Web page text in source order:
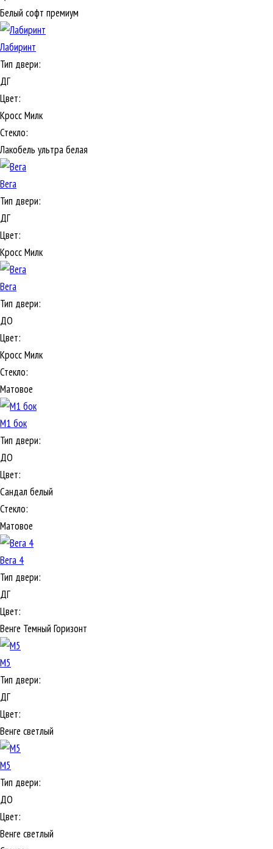
Белый софт премиум
Лабиринт
Тип двери:
ДГ
Цвет:
Кросс Милк
Стекло:
Лакобель ультра белая
Вега
Тип двери:
ДГ
Цвет:
Кросс Милк
Вега
Тип двери:
ДО
Цвет:
Кросс Милк
Стекло:
Матовое
М1 бок
Тип двери:
ДО
Цвет:
Сандал белый
Стекло:
Матовое
Вега 4
Тип двери:
ДГ
Цвет:
Венге Темный Горизонт
М5
Тип двери:
ДГ
Цвет:
Венге светлый
М5
Тип двери:
ДО
Цвет:
Венге светлый